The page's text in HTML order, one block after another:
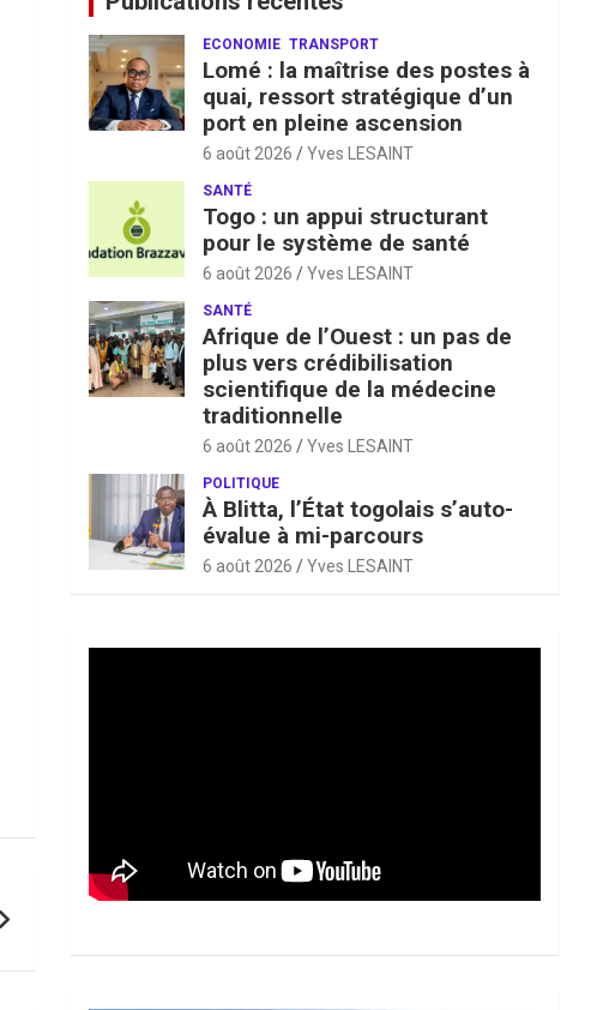
ECONOMIE TRANSPORT
Lomé : la maîtrise des postes à
quai, ressort stratégique d’un
port en pleine ascension
6 août 2026 Yves LESAINT
SANTÉ
Togo : un appui structurant
pour le système de santé
6 août 2026 Yves LESAINT
SANTÉ
Afrique de l’Ouest : un pas de
plus vers crédibilisation
scientifique de la médecine
traditionnelle
6 août 2026 Yves LESAINT
POLITIQUE
À Blitta, l’État togolais s’auto-
évalue à mi-parcours
6 août 2026 Yves LESAINT